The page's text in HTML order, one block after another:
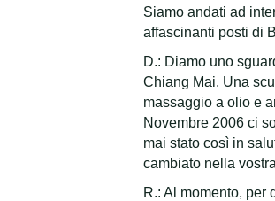
Siamo andati ad
affascinanti posti di
D.: Diamo uno
Chiang Mai. Una
massaggio a olio e
Novembre 2006 ci
mai stato così in
cambiato nella
R.: Al momento, per